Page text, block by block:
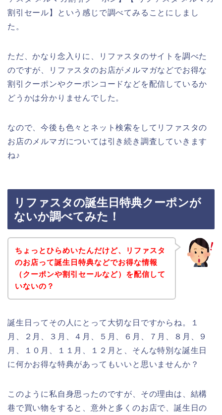
割引セール】という感じで調べてみることにしまし
た。
ただ、かなり念入りに、リファスタのサイトを調べた
のですが、リファスタのお店がメルマガなどでお得な
割引クーポンやクーポンコードなどを配信しているか
どうかは分かりませんでした。
なので、今後も色々とネット検索をしてリファスタの
お店のメルマガについては引き続き調査していきます
ね♪
リファスタの誕生日特典クーポンが
ないか調べてみた！
ちょっとひらめいたんだけど、リファスタ
のお店って誕生日特典などでお得な情報
（クーポンや割引セールなど）を配信して
いないの？
誕生日ってその人にとって大切な日ですからね。１
月、２月、３月、４月、５月、６月、７月、８月、９
月、１０月、１１月、１２月と、そんな特別な誕生日
に何かお得な特典があってもいいと思いませんか？
このように私自身思ったのですが、その理由は、結構
巷で買い物をすると、意外と多くのお店で、誕生日の